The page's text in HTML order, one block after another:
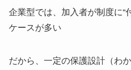
企業型では、加入者が制度に“
ケースが多い
だから、一定の保護設計（わ